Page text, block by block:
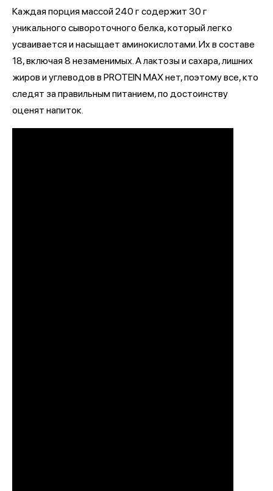
Каждая порция массой 240 г содержит 30 г
уникального сывороточного белка, который легко
усваивается и насыщает аминокислотами. Их в составе
18, включая 8 незаменимых. А лактозы и сахара, лишних
жиров и углеводов в PROTEIN MAX нет, поэтому все, кто
следят за правильным питанием, по достоинству
оценят напиток.